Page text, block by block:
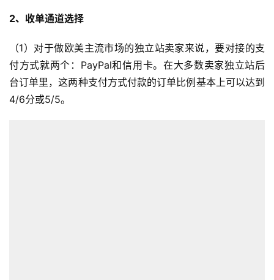
2、收单通道选择
（1）对于做欧美主流市场的独立站卖家来说，要对接的支
付方式就两个：PayPal和信用卡。在大多数卖家独立站后
台订单里，这两种支付方式付款的订单比例基本上可以达到
4/6分或5/5。